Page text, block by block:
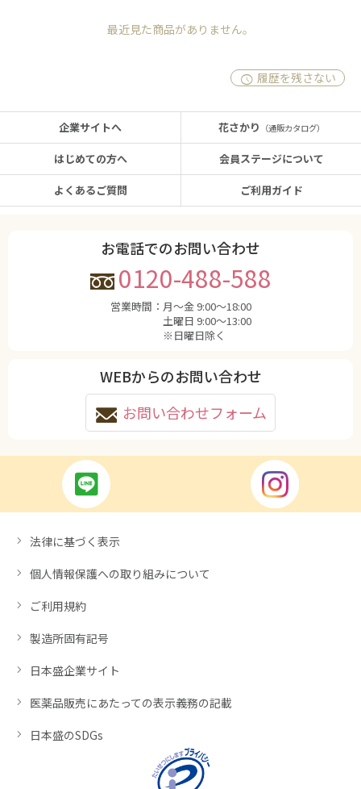
最近見た商品がありません。
履歴を残さない
企業サイトへ
はじめての方へ
よくあるご質問
花さかり （通販カタログ）
会員ステージについて
ご利用ガイド
お電話でのお問い合わせ
0120-488-588
営業時間： 月〜金 9:00〜18:00
土曜日 9:00〜13:00
※日曜日除く
WEBからのお問い合わせ
お問い合わせフォーム
法律に基づく表示
個人情報保護への取り組みについて
ご利用規約
製造所固有記号
日本盛企業サイト
医薬品販売にあたっての表示義務の記載
日本盛のSDGs